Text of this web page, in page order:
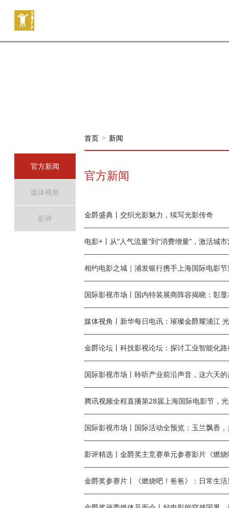
官方新闻
媒体视角
影评
首页 > 新闻
官方新闻
金爵盛典丨交织光影魅力，续写光影传奇
电影+丨从“人气流量”到“消费增量”，激活城
相约电影之城｜浦发银行携手上海国际电影
国际影视市场丨国内特装展商阵容揭晓：彰
媒体视角丨新华每日电讯：璀璨金爵耀浦江
金爵论坛丨科技影视论坛：探讨工业智能化
国际影视市场丨聆听产业前沿声音，这六天
腾讯视频全程直播第28届上海国际电影节，
国际影视市场丨国际活动全预览：玉兰飘香
影评精选丨金爵奖主竞赛单元参赛影片《燃
金爵奖参赛片丨《燃烧吧！爸爸》：日常生